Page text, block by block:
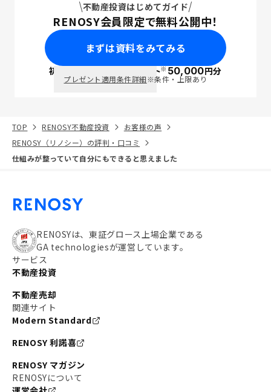
不動産投資はじめてガイド
RENOSY会員限定で無料公開中！
まずは資料をみてみる
初回面談で ポイント※50,000円分
プレゼント適用条件詳細※条件・上限あり
TOP RENOSY不動産投資
お客様の声
RENOSY（リノシー）の評判・口コミ
仕組みが整っていて自分にもできると思えました
RENOSYは、東証グロース上場企業である
GA technologiesが運営しています。
サービス
不動産投資
不動産売却
関連サイト
Modern Standard
RENOSY 利諾喜
RENOSY マガジン
RENOSYについて